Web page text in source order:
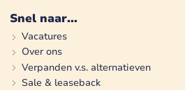
Snel naar...
Vacatures
Over ons
Verpanden v.s. alternatieven
Sale & leaseback